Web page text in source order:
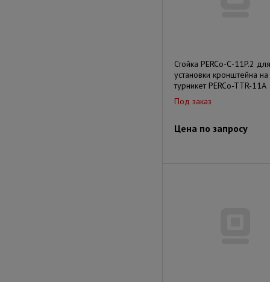
Стойка PERCo-С-11P.2 для
установки кронштейна на
турникет PERCo-TTR-11А
Под заказ
Цена по запросу